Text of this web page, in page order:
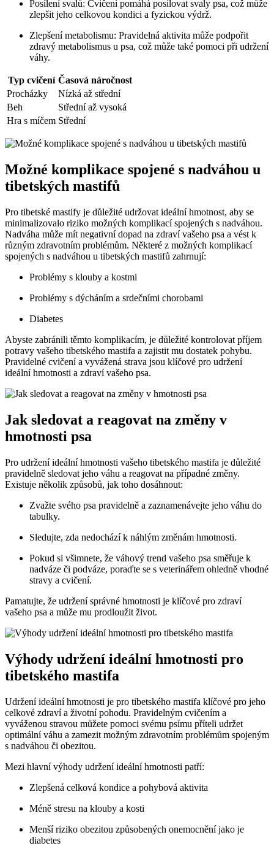
Posílení svalů: Cvičení pomáhá posilovat svaly psa, což může
zlepšit jeho celkovou kondici a fyzickou výdrž.
Zlepšení metabolismu: Pravidelná aktivita může podpořit
zdravý metabolismus u psa, což může také pomoci při udržení
váhy.
Typ cvičení Časová náročnost
Procházky
Nízká až střední
Beh
Střední až vysoká
Hra s míčem Střední
Možné komplikace spojené s nadváhou u
tibetských mastifů
Pro tibetské mastify je důležité udržovat ideální hmotnost, aby se
minimalizovalo riziko možných komplikací spojených s nadváhou.
Nadváha může mít negativní dopad na zdraví vašeho psa a vést k
různým zdravotním problémům. Některé z možných komplikací
spojených s nadváhou u tibetských mastifů zahrnují:
Problémy s klouby a kostmi
Problémy s dýcháním a srdečními chorobami
Diabetes
Abyste zabránili těmto komplikacím, je důležité kontrolovat příjem
potravy vašeho tibetského mastifa a zajistit mu dostatek pohybu.
Pravidelné cvičení a vyvážená strava jsou klíčové pro udržení
ideální hmotnosti a zdraví vašeho psa.
Jak sledovat a reagovat na změny v
hmotnosti psa
Pro udržení ideální hmotnosti vašeho tibetského mastifa je důležité
pravidelně sledovat jeho váhu a reagovat na případné změny.
Existuje několik způsobů, jak toho dosáhnout:
Zvažte svého psa pravidelně a zaznamenávejte jeho váhu do
tabulky.
Sledujte, zda nedochází k náhlým změnám hmotnosti.
Pokud si všimnete, že váhový trend vašeho psa směřuje k
nadváze či podváze, poraďte se s veterinářem ohledně vhodné
stravy a cvičení.
Pamatujte, že udržení správné hmotnosti je klíčové pro zdraví
vašeho psa a může mu prodloužit život.
Výhody udržení ideální hmotnosti pro
tibetského mastifa
Udržení ideální hmotnosti je pro tibetského mastifa klíčové pro jeho
celkové zdraví a životní pohodu. Pravidelným cvičením a
vyváženou stravou můžete pomoci svému psímu příteli udržet
optimální váhu a zamezit možným zdravotním problémům spojeným
s nadváhou či obezitou.
Mezi hlavní výhody udržení ideální hmotnosti patří:
Zlepšená celková kondice a pohybová aktivita
Méně stresu na klouby a kosti
Menší riziko obezitou způsobených onemocnění jako je
diabetes